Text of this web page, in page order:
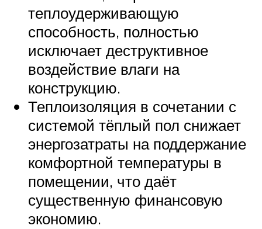
теплоудерживающую
способность, полностью
исключает деструктивное
воздействие влаги на
конструкцию.
Теплоизоляция в сочетании с
системой тёплый пол снижает
энергозатраты на поддержание
комфортной температуры в
помещении, что даёт
существенную финансовую
экономию.